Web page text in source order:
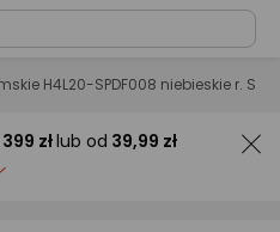
H4L20-SPDF008 niebieskie r. S
399 złlub od 39,99 zł